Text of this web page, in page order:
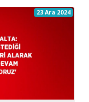
23 Ara 2024